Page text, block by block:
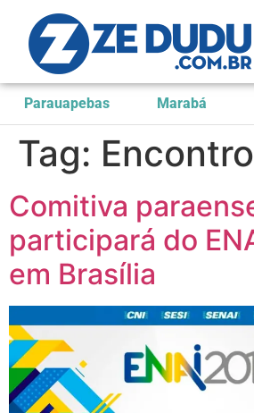
Parauapebas Marabá
Tag: Encontro
Comitiva
participará do
em Brasília